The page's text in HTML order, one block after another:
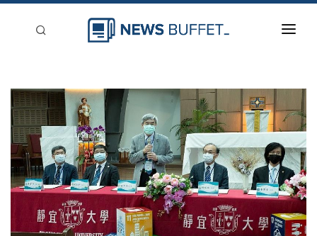
新聞稿分類
登入
刊登